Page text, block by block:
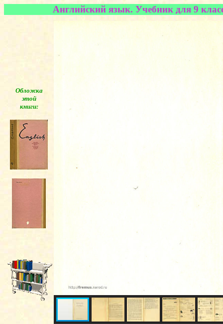
Английский язык. Учебник для 9
Обложка
этой
книги: